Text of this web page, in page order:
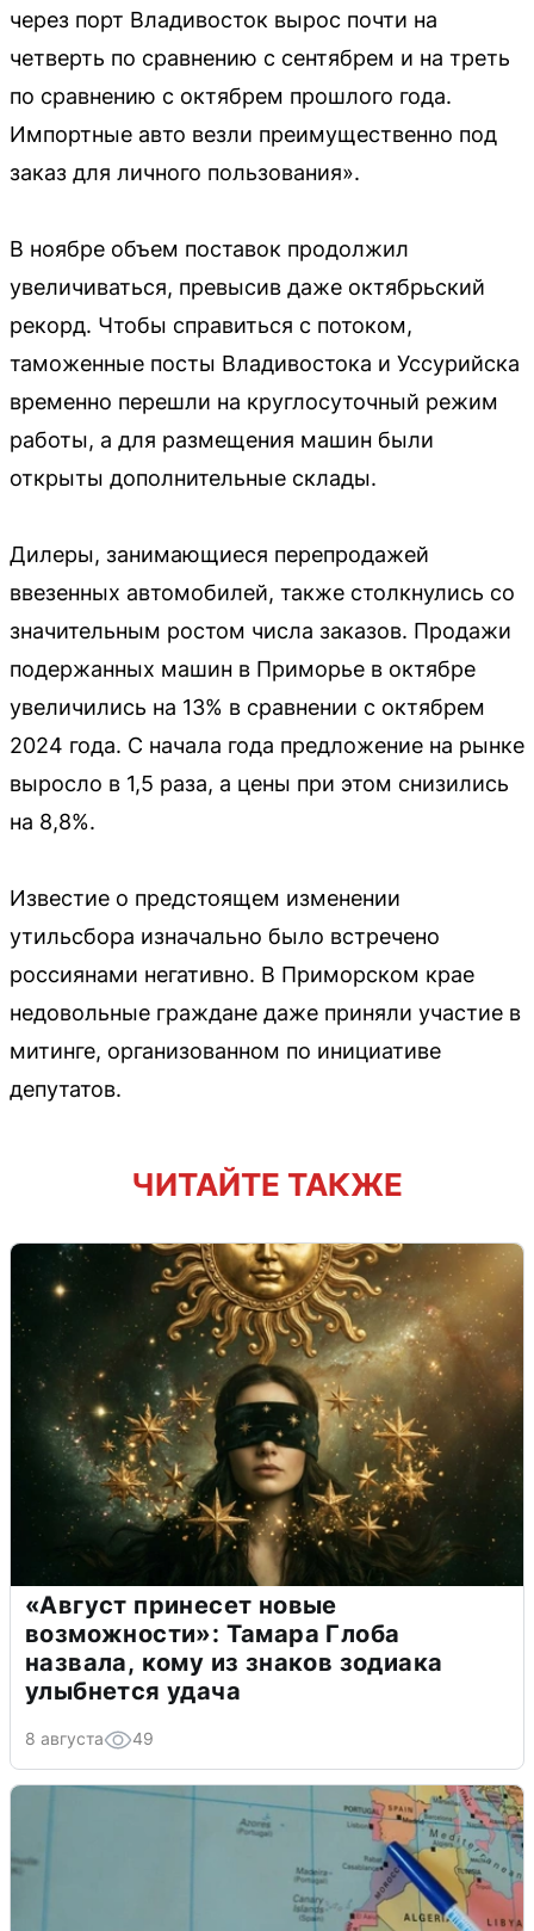
через порт Владивосток вырос почти на
четверть по сравнению с сентябрем и на треть
по сравнению с октябрем прошлого года.
Импортные авто везли преимущественно под
заказ для личного пользования».
В ноябре объем поставок продолжил
увеличиваться, превысив даже октябрьский
рекорд. Чтобы справиться с потоком,
таможенные посты Владивостока и Уссурийска
временно перешли на круглосуточный режим
работы, а для размещения машин были
открыты дополнительные склады.
Дилеры, занимающиеся перепродажей
ввезенных автомобилей, также столкнулись со
значительным ростом числа заказов. Продажи
подержанных машин в Приморье в октябре
увеличились на 13% в сравнении с октябрем
2024 года. С начала года предложение на рынке
выросло в 1,5 раза, а цены при этом снизились
на 8,8%.
Известие о предстоящем изменении
утильсбора изначально было встречено
россиянами негативно. В Приморском крае
недовольные граждане даже приняли участие в
митинге, организованном по инициативе
депутатов.
ЧИТАЙТЕ ТАКЖЕ
«Август принесет новые
возможности»: Тамара Глоба
назвала, кому из знаков зодиака
улыбнется удача
8 августа 49